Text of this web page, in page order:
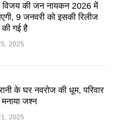
विजय की जन नायकन 2026 में
9 जनवरी को इसकी रिलीज
गई है
2025
के घर नवरोज की धूम, परिवार
जश्न
2025